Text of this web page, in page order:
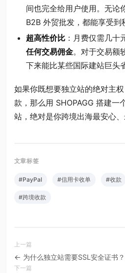
间也完全给用户使用。无论
B2B 外贸批发，都能享受到
超高性价比：月费仅需几十
任何交易佣金。对于交易额
下来能比某些国际建站巨头
如果你既想要独立站的绝对主
款，那么用 SHOPAGG 搭建一
站，绝对是你跨境出海最安心、
#PayPal #信用卡收单 #收款
#跨境收款
← 为什么独立站需要SSL安全证书？